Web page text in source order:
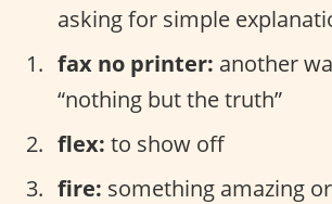
asking for simple
fax no printer: another
“nothing but the truth”
flex: to show off
fire: something amazing or